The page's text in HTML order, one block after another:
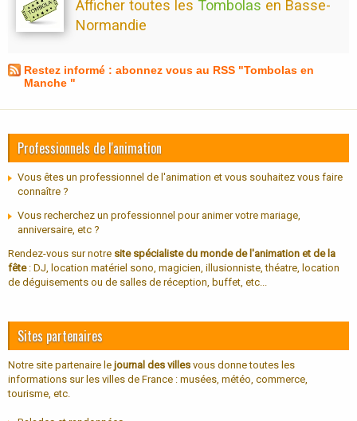
Afficher toutes les Tombolas en Basse-
Normandie
Restez informé : abonnez vous au RSS "Tombolas en
Manche "
Professionnels de l'animation
Vous êtes un professionnel de l'animation et vous souhaitez vous faire
connaître ?
Vous recherchez un professionnel pour animer votre mariage,
anniversaire, etc ?
Rendez-vous sur notre site spécialiste du monde de l'animation et de la
fête: DJ, location matériel sono, magicien, illusionniste, théatre, location
de déguisements ou de salles de réception, buffet, etc...
Sites partenaires
Notre site partenaire le journal des villes vous donne toutes les
informations sur les villes de France : musées, météo, commerce,
tourisme, etc.